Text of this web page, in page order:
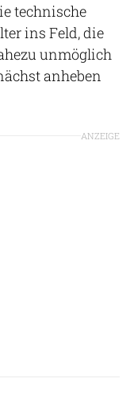
technische
ins Feld, die
unmöglich
anheben
ANZEIGE